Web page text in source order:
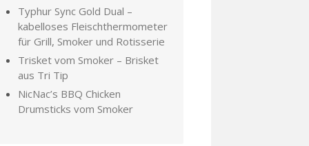
Typhur Sync Gold Dual –
kabelloses Fleischthermometer
für Grill, Smoker und Rotisserie
Trisket vom Smoker – Brisket
aus Tri Tip
NicNac’s BBQ Chicken
Drumsticks vom Smoker